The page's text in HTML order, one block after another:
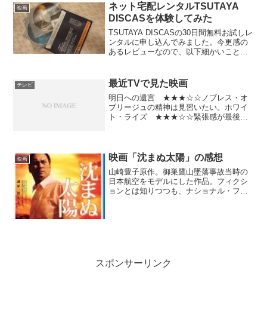
映画
ネット宅配レンタルTSUTAYA
DISCASを体験してみた
TSUTAYA DISCASの30日間無料お試しレ
ンタルに申し込んでみました。今更感の
あるレビューなので、以下細かいことは
て発送ボタンを押すようなシステムを思
い描いてい...
テレビ 最近TVで見た映画
明日への遺言 ★★★☆☆ノブレス・オ
ブリージュの精神は見習いたい。ホワイ
ト・ライズ ★★★☆☆緊張感が最後ま
★★☆☆☆子供向け？あまり...
映画 映画「沈まぬ太陽」の感想
山崎豊子原作。御巣鷹山墜落事故当時の
日本航空をモデルにした作品。フィクシ
ョンとは知りつつも、ナショナル・フラ
スポンサーリンク